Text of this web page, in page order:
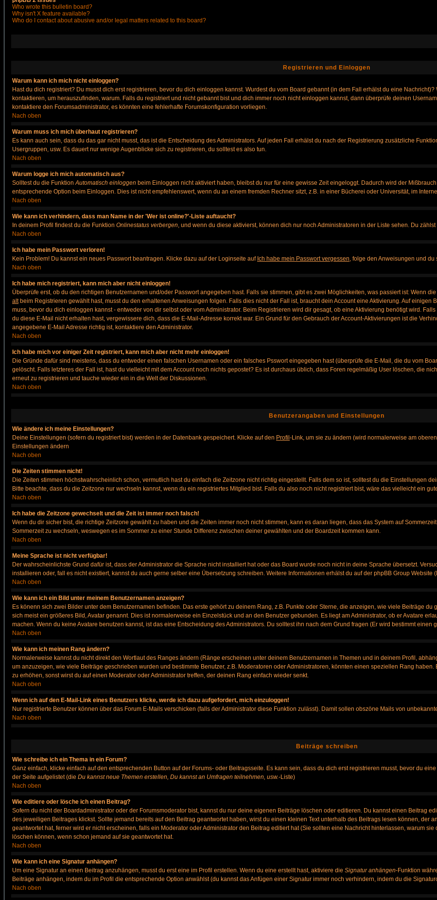
Who wrote this bulletin board?
Why isn't X feature available?
Who do I contact about abusive and/or legal matters related to this board?
Registrieren und Einloggen
Warum kann ich mich nicht einloggen?
Hast du dich registriert? Du musst dich erst registrieren, bevor du dich einloggen kannst. Wurdest du vom Board gebannt (in dem Fall erhälst du eine
kontaktieren, um herauszufinden, warum. Falls du registriert und nicht gebannt bist und dich immer noch nicht einloggen kannst, dann überprüfe deinen
kontaktiere den Forumsadministrator, es könnten eine fehlerhafte Forumskonfiguration vorliegen.
Nach oben
Warum muss ich mich überhaut registrieren?
Es kann auch sein, dass du das gar nicht musst, das ist die Entscheidung des Administrators. Auf jeden Fall erhälst du nach der Registrierung zusätzliche
Usergruppen, usw. Es dauert nur wenige Augenblicke sich zu registrieren, du solltest es also tun.
Nach oben
Warum logge ich mich automatisch aus?
Solltest du die FunktionAutomatisch einloggen beim Einloggen nicht aktiviert haben, bleibst du nur für eine gewisse Zeit eingeloggt. Dadurch wird der
entsprechende Option beim Einloggen. Dies ist nicht empfehlenswert, wenn du an einem fremden Rechner sitzt, z.B. in einer Bücherei oder Universität, im
Nach oben
Wie kann ich verhindern, dass man Name in der 'Wer ist online?'-Liste auftaucht?
In deinem Profil findest du die Funktion Onlinestatus verbergen, und wenn du diese aktivierst, können dich nur noch Administratoren in der Liste sehen. Du
Nach oben
Ich habe mein Passwort verloren!
Kein Problem! Du kannst ein neues Passwort beantragen. Klicke dazu auf der Loginseite auf Ich habe mein Passwort vergessen, folge den Anweisungen und
Nach oben
Ich habe mich registriert, kann mich aber nicht einloggen!
Überprüfe erst, ob du den richtigen Benutzernamen und/oder Passwort angegeben hast. Falls sie stimmen, gibt es zwei Möglichkeiten, was passiert ist: Wenn
altbeim Registrieren gewählt hast, musst du den erhaltenen Anweisungen folgen. Falls dies nicht der Fall ist, braucht dein Account eine Aktivierung. Auf einigen
muss, bevor du dich einloggen kannst - entweder von dir selbst oder vom Administrator. Beim Registrieren wird dir gesagt, ob eine Aktivierung benötigt wird.
du diese E-Mail nicht erhalten hast, vergewissere dich, dass die E-Mail-Adresse korrekt war. Ein Grund für den Gebrauch der Account-Aktivierungen ist die
angegebene E-Mail Adresse richtig ist, kontaktiere den Administrator.
Nach oben
Ich habe mich vor einiger Zeit registriert, kann mich aber nicht mehr einloggen!
Die Gründe dafür sind meistens, dass du entweder einen falschen Usernamen oder ein falsches Psswort eingegeben hast (überprüfe die E-Mail, die du vom
gelöscht. Falls letzteres der Fall ist, hast du vielleicht mit dem Account noch nichts gepostet? Es ist durchaus üblich, dass Foren regelmäßig User löschen, die
erneut zu registrieren und tauche wieder ein in die Welt der Diskussionen.
Nach oben
Benutzerangaben und Einstellungen
Wie ändere ich meine Einstellungen?
Deine Einstellungen (sofern du registriert bist) werden in der Datenbank gespeichert. Klicke auf den Profil -Link, um sie zu ändern (wird normalerweise am
Einstellungen ändern
Nach oben
Die Zeiten stimmen nicht!
Die Zeiten stimmen höchstwahrscheinlich schon, vermutlich hast du einfach die Zeitzone nicht richtig eingestellt. Falls dem so ist, solltest du die Einstellungen
Bitte beachte, dass du die Zeitzone nur wechseln kannst, wenn du ein registriertes Mitglied bist. Falls du also noch nicht registriert bist, wäre das vielleicht ein
Nach oben
Ich habe die Zeitzone gewechselt und die Zeit ist immer noch falsch!
Wenn du dir sicher bist, die richtige Zeitzone gewählt zu haben und die Zeiten immer noch nicht stimmen, kann es daran liegen, dass das System auf
Sommerzeit zu wechseln, weswegen es im Sommer zu einer Stunde Differenz zwischen deiner gewählten und der Boardzeit kommen kann.
Nach oben
Meine Sprache ist nicht verfügbar!
Der wahrscheinlichste Grund dafür ist, dass der Administrator die Sprache nicht installiert hat oder das Board wurde noch nicht in deine Sprache übersetzt.
installieren oder, fall es nicht existiert, kannst du auch gerne selber eine Übersetzung schreiben. Weitere Informationen erhälst du auf der phpBB Group Website
Nach oben
Wie kann ich ein Bild unter meinem Benutzernamen anzeigen?
Es könenn sich zwei Bilder unter dem Benutzernamen befinden. Das erste gehört zu deinem Rang, z.B. Punkte oder Sterne, die anzeigen, wie viele Beiträge
sich meist ein größeres Bild, Avatar genannt. Dies ist normalerweise ein Einzelstück und an den Benutzer gebunden. Es liegt am Administrator, ob er Avatare
machen. Wenn du keine Avatare benutzen kannst, ist das eine Entscheidung des Administrators. Du solltest ihn nach dem Grund fragen (Er wird bestimmt einen
Nach oben
Wie kann ich meinen Rang ändern?
Normalerweise kannst du nicht direkt den Wortlaut des Ranges ändern (Ränge erscheinen unter deinem Benutzernamen in Themen und in deinem Profil,
um anzuzeigen, wie viele Beiträge geschrieben wurden und bestimmte Benutzer, z.B. Moderatoren oder Administratoren, könnten einen speziellen Rang
zu erhöhen, sonst wirst du auf einen Moderator oder Administrator treffen, der deinen Rang einfach wieder senkt.
Nach oben
Wenn ich auf den E-Mail-Link eines Benutzers klicke, werde ich dazu aufgefordert, mich einzuloggen!
Nur registrierte Benutzer können über das Forum E-Mails verschicken (falls der Administrator diese Funktion zulässt). Damit sollen obszöne Mails von
Nach oben
Beiträge schreiben
Wie schreibe ich ein Thema in ein Forum?
Ganz einfach, klicke einfach auf den entsprechenden Button auf der Forums- oder Beitragsseite. Es kann sein, dass du dich erst registrieren musst, bevor du
der Seite aufgelistet (die Du kannst neue Themen erstellen, Du kannst an Umfragen teilnehmen, usw.-Liste)
Nach oben
Wie editiere oder lösche ich einen Beitrag?
Sofern du nicht der Boardadministrator oder der Forumsmoderator bist, kannst du nur deine eigenen Beiträge löschen oder editieren. Du kannst einen Beitrag
des jeweiligen Beitrages klickst. Sollte jemand bereits auf den Beitrag geantwortet haben, wirst du einen kleinen Text unterhalb des Beitrags lesen können, der
geantwortet hat, ferner wird er nicht erscheinen, falls ein Moderator oder Administrator den Beitrag editiert hat (Sie sollten eine Nachricht hinterlassen, warum
löschen können, wenn schon jemand auf sie geantwortet hat.
Nach oben
Wie kann ich eine Signatur anhängen?
Um eine Signatur an einen Beitrag anzuhängen, musst du erst eine im Profil erstellen. Wenn du eine erstellt hast, aktiviere die Signatur anhängen-Funktion
Beiträge anhängen, indem du im Profil die entsprechende Option anwählst (du kannst das Anfügen einer Signatur immer noch verhindern, indem du die
Nach oben